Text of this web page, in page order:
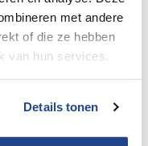
met andere
of die ze hebben
van hun services.
Details tonen
deze categorie.